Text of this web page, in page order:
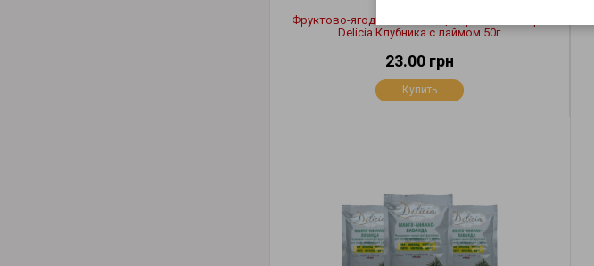
Фруктово-ягодный чай концентрат без сахара
Delicia Клубника с лаймом 50г
23.00 грн
Купить